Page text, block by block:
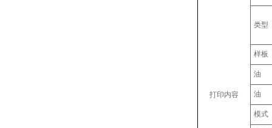
打印内容
类型
样板
油
油
模式